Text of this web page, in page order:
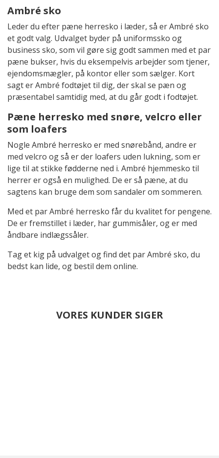
Ambré sko
Leder du efter pæne herresko i læder, så er Ambré sko
et godt valg. Udvalget byder på uniformssko og
business sko, som vil gøre sig godt sammen med et par
pæne bukser, hvis du eksempelvis arbejder som tjener,
ejendomsmægler, på kontor eller som sælger. Kort
sagt er Ambré fodtøjet til dig, der skal se pæn og
præsentabel samtidig med, at du går godt i fodtøjet.
Pæne herresko med snøre, velcro eller
som loafers
Nogle Ambré herresko er med snørebånd, andre er
med velcro og så er der loafers uden lukning, som er
lige til at stikke fødderne ned i. Ambré hjemmesko til
herrer er også en mulighed. De er så pæne, at du
sagtens kan bruge dem som sandaler om sommeren.
Med et par Ambré herresko får du kvalitet for pengene.
De er fremstillet i læder, har gummisåler, og er med
åndbare indlægssåler.
Tag et kig på udvalget og find det par Ambré sko, du
bedst kan lide, og bestil dem online.
VORES KUNDER SIGER